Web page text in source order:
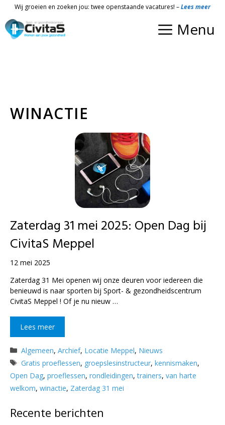
de
inhoud
Wij groeien en zoeken jou: twee openstaande vacatures! –Lees meer
Menu
WINACTIE
Zaterdag 31 mei 2025: Open Dag bij
CivitaS Meppel
12 mei 2025
Zaterdag 31 Mei openen wij onze deuren voor iedereen die
benieuwd is naar sporten bij Sport- & gezondheidscentrum
CivitaS Meppel ! Of je nu nieuw …
Lees meer
Categorieën
Algemeen,Archief, Locatie Meppel, Nieuws
Tags
Gratis proeflessen, groepslesinstructeur,kennismaken,
Open Dag, proeflessen, rondleidingen,trainers, van harte
welkom, winactie, Zaterdag 31 mei
Recente berichten